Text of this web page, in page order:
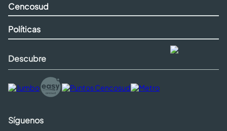
Cencosud
Políticas
Descubre
Síguenos